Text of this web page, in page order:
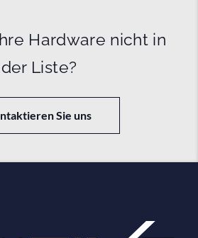
Hardware nicht in
der Liste?
Sie uns